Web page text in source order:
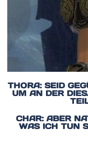
THORA: SEID
M AN DER
CHAR: ABER
WAS ICH TUN